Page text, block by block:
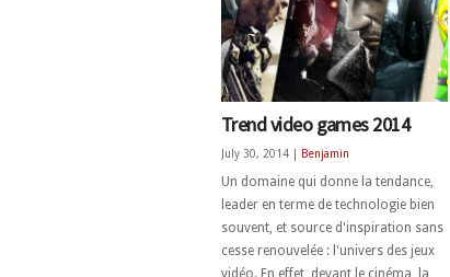
Trend video games 2014
July 30, 2014 | Benjamin
Un domaine qui donne la tendance,
leader en terme de technologie bien
souvent, et source d'inspiration sans
cesse renouvelée : l'univers des jeux
vidéo. En effet, devant le cinéma, la